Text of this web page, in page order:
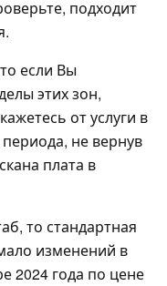
подходит
если Вы
этих зон,
от услуги в
не вернув
плата в
то стандартная
изменений в
2024 года по цене